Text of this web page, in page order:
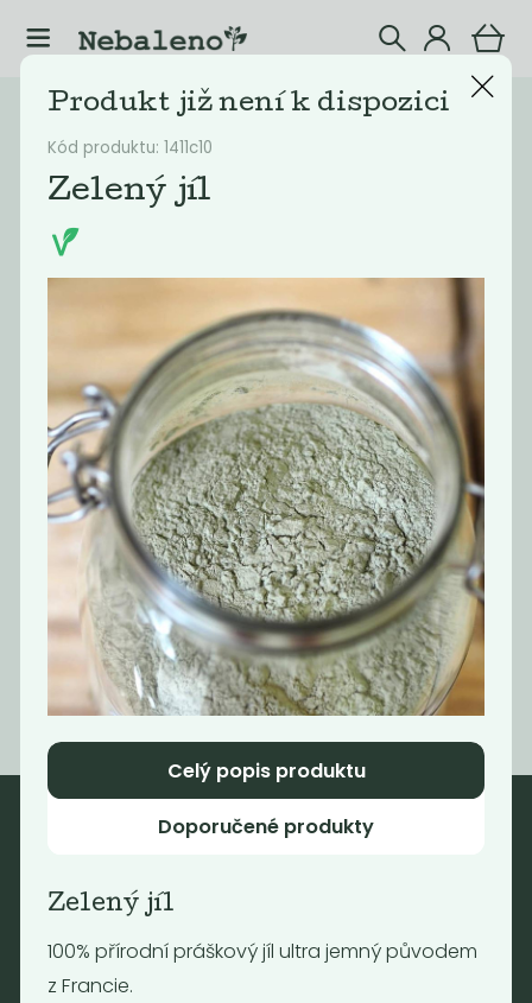
Katalog Kosmetika
Filtrovat produkty
Shikakai
950Kč/ Kg
Nebaleno s.r.o.
Bezobalové vegan potraviny
drogerie a minikavárna
Kód produktu: 1411c10
Zelený jíl
Produkt již není k dispozici
Celý popis produktu
Doporučené produkty
Zelený jíl
100% přírodní práškový jíl ultra jemný původem
z Francie.